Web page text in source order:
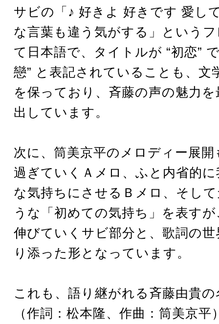
サビの「♪ 好きよ 好きです 愛し
な言葉も違う気がする」という
て日本語で、タイトルが “初恋”
戀” と表記されていることも、文
を保っており、斉藤の声の魅力
出しています。
次に、筒美京平のメロディー展
過ぎていくＡメロ、ふと内省的
な気持ちにさせるＢメロ、そし
うな「初めての気持ち」を表す
伸びていくサビ部分と、歌詞の
り添った形となっています。
これも、語り継がれる斉藤由貴
（作詞：松本隆、作曲：筒美京平